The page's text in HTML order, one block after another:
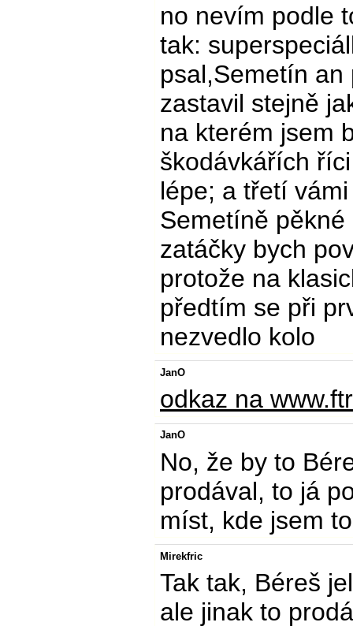
no nevím podle
tak:
psal,Semetín
zastavil stejně
na kterém jsem
škodávkářích
lépe; a třetí
Semetíně
zatáčky bych
protože na
předtím se při
nezvedlo kolo
JanO
odkaz na
JanO
No, že by to
prodával, to já
míst, kde jsem
Mirekfric
Tak tak, Béreš
ale jinak to